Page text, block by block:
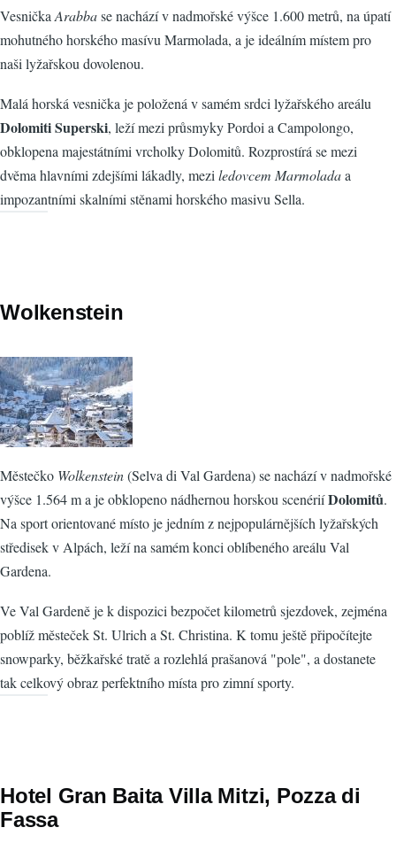
Vesnička Arabbase nachází v nadmořské výšce 1.600 metrů, na úpatí
mohutného horského masívu Marmolada, a je ideálním místem pro
naši lyžařskou dovolenou.
Malá horská vesnička je položená v samém srdci lyžařského areálu
Dolomiti Superski, leží mezi průsmyky Pordoi a Campolongo,
obklopena majestátními vrcholky Dolomitů. Rozprostírá se mezi
dvěma hlavními zdejšími lákadly, mezi ledovcem Marmoladaa
impozantními skalními stěnami horského masivu Sella.
Wolkenstein
Městečko Wolkenstein(Selva di Val Gardena) se nachází v nadmořské
výšce 1.564 m a je obklopeno nádhernou horskou scenériíDolomitů.
Na sport orientované místo je jedním z nejpopulárnějších lyžařských
středisek v Alpách, leží na samém konci oblíbeného areálu Val
Gardena.
Ve Val Gardeně je k dispozici bezpočet kilometrů sjezdovek, zejména
poblíž městeček St. Ulrich a St. Christina. K tomu ještě připočítejte
snowparky, běžkařské tratě a rozlehlá prašanová "pole", a dostanete
tak celkový obraz perfektního místa pro zimní sporty.
Hotel Gran Baita Villa Mitzi, Pozza di
Fassa